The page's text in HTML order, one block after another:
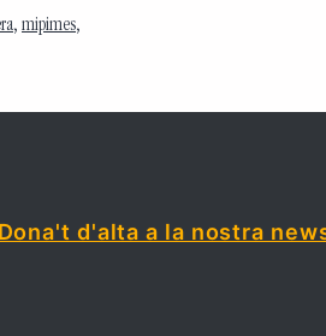
, mipimes,
d'alta a la nostra